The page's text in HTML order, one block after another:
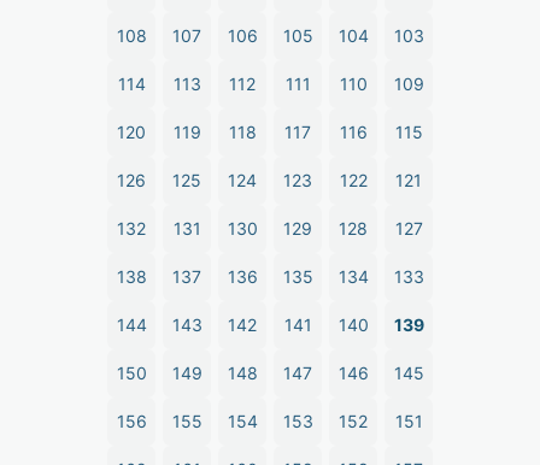
103
104
105
106
107
108
109
110
111
112
113
114
115
116
117
118
119
120
121
122
123
124
125
126
127
128
129
130
131
132
133
134
135
136
137
138
139
140
141
142
143
144
145
146
147
148
149
150
151
152
153
154
155
156